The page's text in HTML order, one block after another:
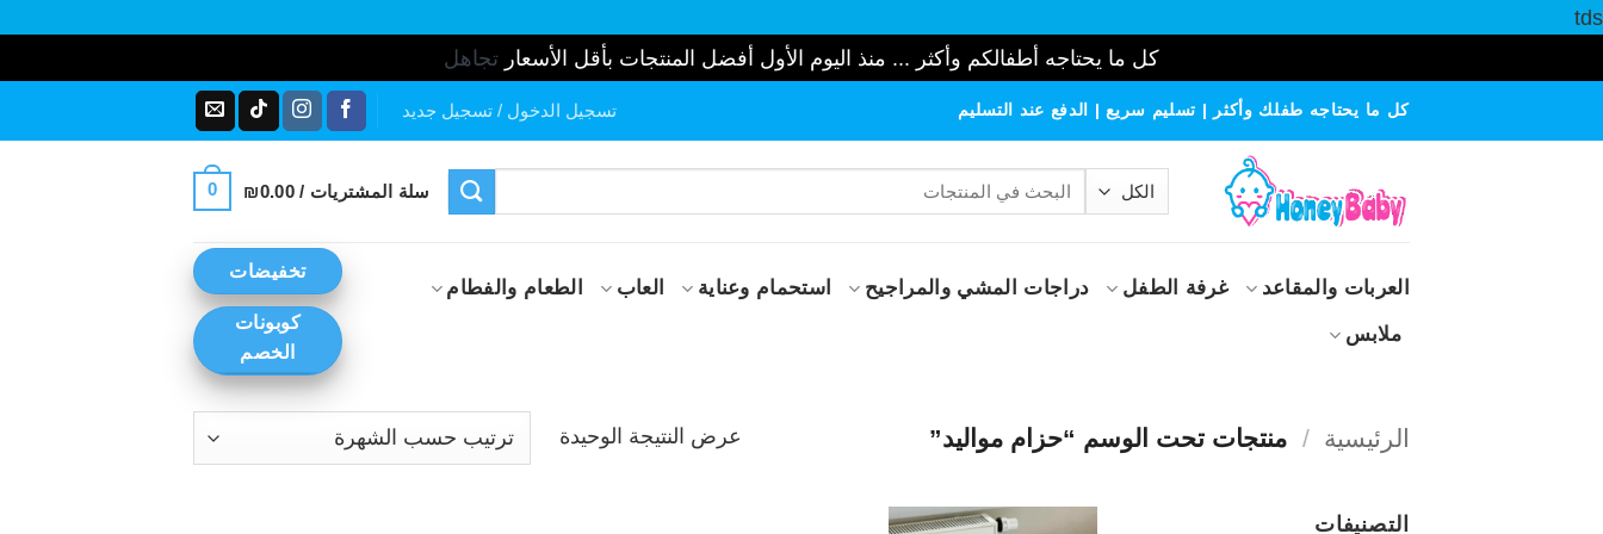
tds
كل ما يحتاجه أطفالكم وأكثر ... منذ اليوم الأول أفضل المنتجات بأقل الأسعار تجاهل
كل ما يحتاجه طفلك وأكثر | تسليم سريع | الدفع عند التسليم تسجيل الدخول / تسجيل جديد
البحث
سلة المشتريات / ₪0.00
0
العربات والمقاعد غرفة الطفل دراجات المشي والمراجيح استحمام وعناية العاب الطعام والفطام
ملابس
تخفيضات
كوبونات
الخصم
الرئيسية / منتجات تحت الوسم “حزام مواليد” عرض النتيجة الوحيدة
التصنيفات